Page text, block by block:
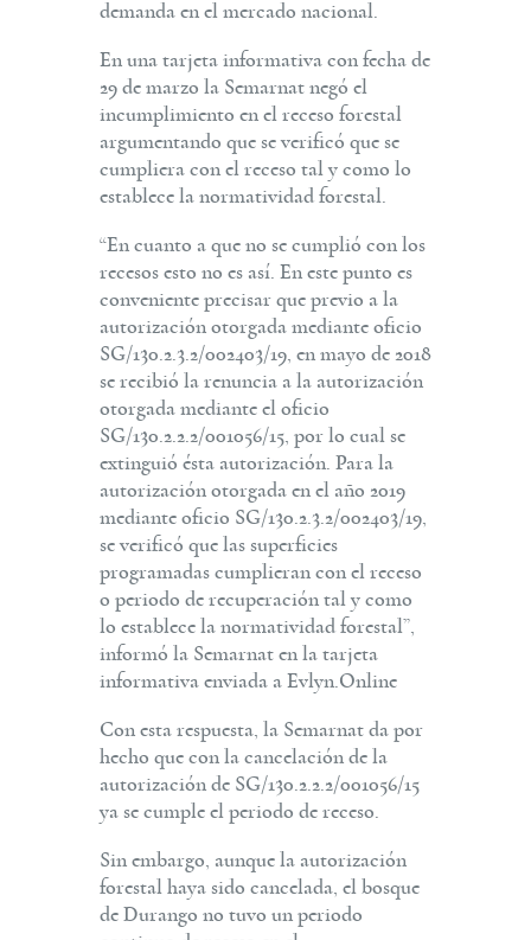
demanda en el mercado nacional.
En una tarjeta informativa con fecha de
29 de marzo la Semarnat negó el
incumplimiento en el receso forestal
argumentando que se verificó que se
cumpliera con el receso tal y como lo
establece la normatividad forestal.
“En cuanto a que no se cumplió con los
recesos esto no es así. En este punto es
conveniente precisar que previo a la
autorización otorgada mediante oficio
SG/130.2.3.2/002403/19, en mayo de 2018
se recibió la renuncia a la autorización
otorgada mediante el oficio
SG/130.2.2.2/001056/15, por lo cual se
extinguió ésta autorización. Para la
autorización otorgada en el año 2019
mediante oficio SG/130.2.3.2/002403/19,
se verificó que las superficies
programadas cumplieran con el receso
o periodo de recuperación tal y como
lo establece la normatividad forestal”,
informó la Semarnat en la tarjeta
informativa enviada a Evlyn.Online
Con esta respuesta, la Semarnat da por
hecho que con la cancelación de la
autorización de SG/130.2.2.2/001056/15
ya se cumple el periodo de receso.
Sin embargo, aunque la autorización
forestal haya sido cancelada, el bosque
de Durango no tuvo un periodo